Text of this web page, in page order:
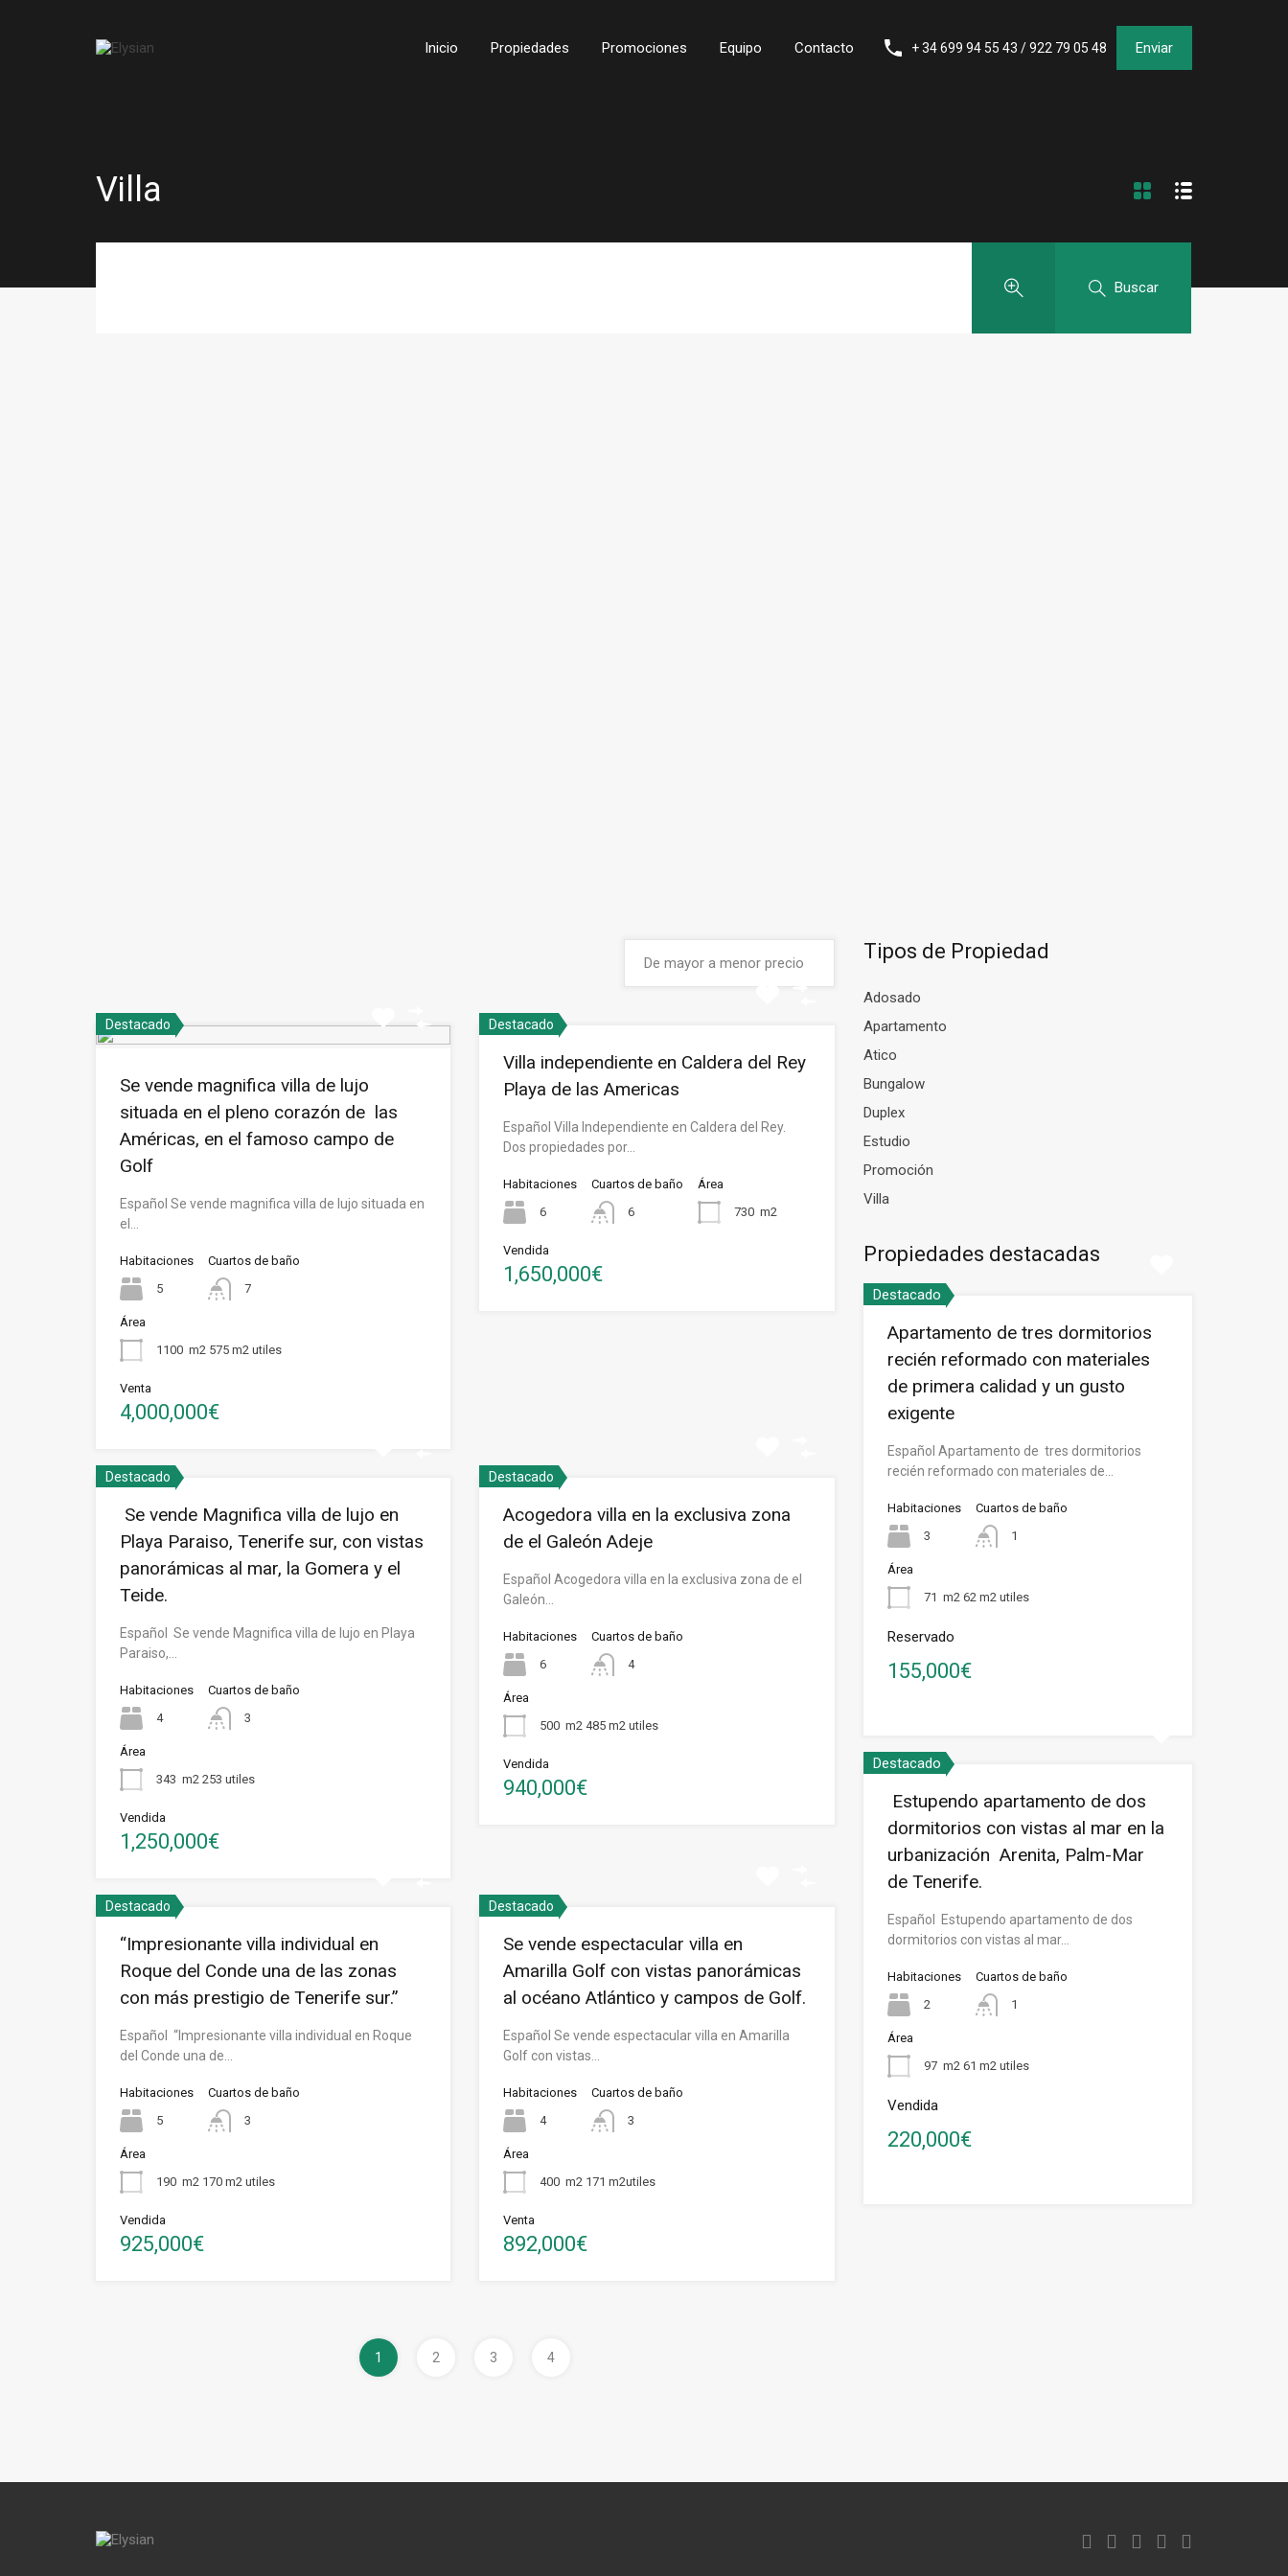
Inicio Propiedades Promociones Equipo Contacto + 34 699 94 55 43 / 922 79 05 48 Enviar
Villa
Buscar
Destacado
Se vende magnifica villa de lujo
situada en el pleno corazón de las
Américas, en el famoso campo de
Golf
Español Se vende magnifica villa de lujo situada en
el…
Habitaciones
5
Cuartos de baño
7
Área
1100 m2 575 m2 utiles
Venta
4,000,000€
Destacado
Villa independiente en Caldera del Rey
Playa de las Americas
Español Villa Independiente en Caldera del Rey.
Dos propiedades por…
Habitaciones
6
Cuartos de baño
6
Área
730 m2
Vendida
1,650,000€
Destacado
Se vende Magnifica villa de lujo en
Playa Paraiso, Tenerife sur, con vistas
panorámicas al mar, la Gomera y el
Teide.
Español Se vende Magnifica villa de lujo en Playa
Paraiso,…
Habitaciones
4
Cuartos de baño
3
Área
343 m2 253 utiles
Vendida
1,250,000€
Destacado
Acogedora villa en la exclusiva zona
de el Galeón Adeje
Español Acogedora villa en la exclusiva zona de el
Galeón…
Habitaciones
6
Cuartos de baño
4
Área
500 m2 485 m2 utiles
Vendida
940,000€
Destacado
“Impresionante villa individual en
Roque del Conde una de las zonas
con más prestigio de Tenerife sur.”
Español “Impresionante villa individual en Roque
del Conde una de…
Habitaciones
5
Cuartos de baño
3
Área
190 m2 170 m2 utiles
Vendida
925,000€
Destacado
Se vende espectacular villa en
Amarilla Golf con vistas panorámicas
al océano Atlántico y campos de Golf.
Español Se vende espectacular villa en Amarilla
Golf con vistas…
Habitaciones
4
Cuartos de baño
3
Área
400 m2 171 m2utiles
Venta
892,000€
1 2 3 4
Tipos de Propiedad
Adosado
Apartamento
Atico
Bungalow
Duplex
Estudio
Promoción
Villa
Propiedades destacadas
Destacado
Apartamento de tres dormitorios
recién reformado con materiales
de primera calidad y un gusto
exigente
Español Apartamento de tres dormitorios
recién reformado con materiales de…
Habitaciones
3
Cuartos de baño
1
Área
71 m2 62 m2 utiles
Reservado
155,000€
Destacado
Estupendo apartamento de dos
dormitorios con vistas al mar en la
urbanización Arenita, Palm-Mar
de Tenerife.
Español Estupendo apartamento de dos
dormitorios con vistas al mar…
Habitaciones
2
Cuartos de baño
1
Área
97 m2 61 m2 utiles
Vendida
220,000€